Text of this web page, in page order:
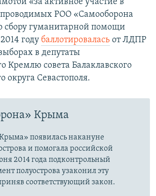
«за активное участие в
РОО «Самооборона
сбору гуманитарной помощи
году баллотировалась от ЛДПР
в депутаты
Кремлю совета Балаклавского
округа Севастополя.
Крыма
появилась накануне
и помогала российской
2014 года подконтрольный
полуострова узаконил эту
соответствующий закон.